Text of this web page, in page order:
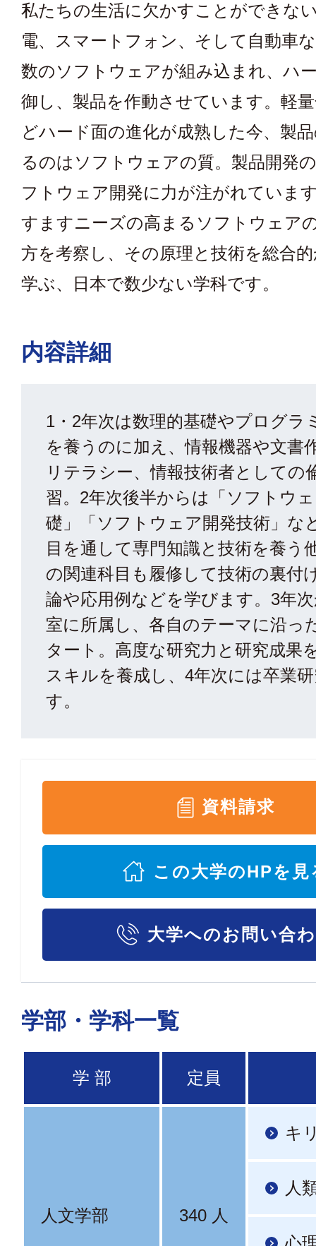
私たちの生活に欠かすことができな
電、スマートフォン、そして自動車
数のソフトウェアが組み込まれ、ハ
御し、製品を作動させています。軽
どハード面の進化が成熟した今、製
るのはソフトウェアの質。製品開発
フトウェア開発に力が注がれていま
すますニーズの高まるソフトウェア
方を考察し、その原理と技術を総合
学ぶ、日本で数少ない学科です。
内容詳細
1・2年次は数理的基礎やプログラ
を養うのに加え、情報機器や文書
リテラシー、情報技術者としての
習。2年次後半からは「ソフトウ
礎」「ソフトウェア開発技術」な
目を通して専門知識と技術を養う
の関連科目も履修して技術の裏付
論や応用例などを学びます。3年
室に所属し、各自のテーマに沿っ
タート。高度な研究力と研究成果
スキルを養成し、4年次には卒業
す。
資料請求
この大学のHPを見
大学へのお問い合
学部・学科一覧
学 部 定員
人文学部 340 人
キ
人